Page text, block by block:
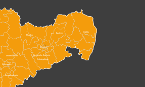
Bautzen Görlitz
Meißen
Erzgebirgskreis
Mittelsachsen
Osterzgebirge
Sächsische Schweiz-
Dresden
Chemnitz